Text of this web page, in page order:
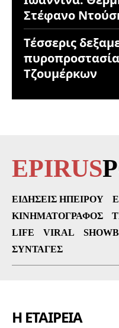
Στέφανο
Τέσσερις
Τζουμέρκων
EPIRUS
ΕΙΔΉΣΕΙΣ ΗΠΕΊΡΟΥ
ΚΙΝΗΜΑΤΟΓΡΆΦΟΣ
LIFE
VIRAL
ΣΥΝΤΑΓΈΣ
Η ΕΤΑΙΡΕΙΑ